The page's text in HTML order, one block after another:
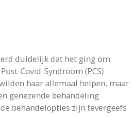
duidelijk dat het ging om
Covid-Syndroom (PCS)
haar allemaal helpen, maar
genezende behandeling
behandelopties zijn tevergeefs